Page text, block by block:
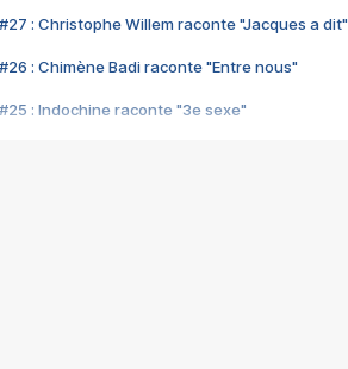
#27 : Christophe Willem raconte "Jacques a dit"
#26 : Chimène Badi raconte "Entre nous"
#25 : Indochine raconte "3e sexe"